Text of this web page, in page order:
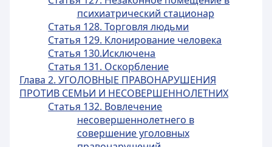
психиатрический стационар
Статья 128. Торговля людьми
Статья 129. Клонирование человека
Статья 130.Исключена
Статья 131. Оскорбление
Глава 2. УГОЛОВНЫЕ ПРАВОНАРУШЕНИЯ
ПРОТИВ СЕМЬИ И НЕСОВЕРШЕННОЛЕТНИХ
Статья 132. Вовлечение
несовершеннолетнего в
совершение уголовных